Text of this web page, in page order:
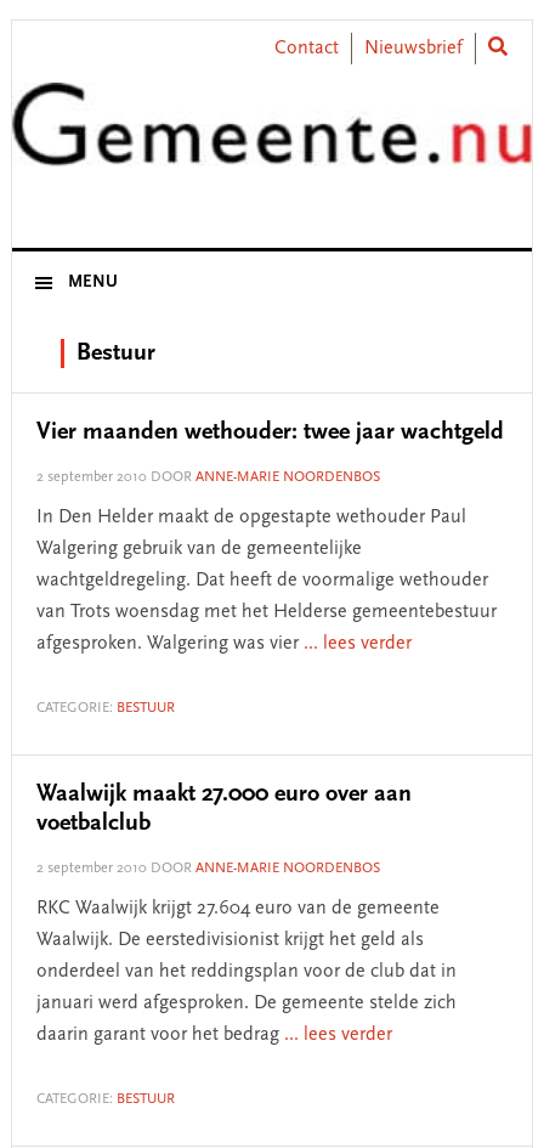
Skip
primary
navigation
Skip
content
Skip
primary
sidebar
Skip
footer
Contact Nieuwsbrief
MENU
Bestuur
Vier maanden wethouder: twee jaar wachtgeld
2 september 2010 DOOR ANNE-MARIE NOORDENBOS
In Den Helder maakt de opgestapte wethouder Paul
Walgering gebruik van de gemeentelijke
wachtgeldregeling. Dat heeft de voormalige wethouder
van Trots woensdag met het Helderse gemeentebestuur
afgesproken. Walgering was vier ... lees verder
CATEGORIE: BESTUUR
Waalwijk maakt 27.000 euro over aan
voetbalclub
2 september 2010 DOOR ANNE-MARIE NOORDENBOS
RKC Waalwijk krijgt 27.604 euro van de gemeente
Waalwijk. De eerstedivisionist krijgt het geld als
onderdeel van het reddingsplan voor de club dat in
januari werd afgesproken. De gemeente stelde zich
daarin garant voor het bedrag ... lees verder
CATEGORIE: BESTUUR